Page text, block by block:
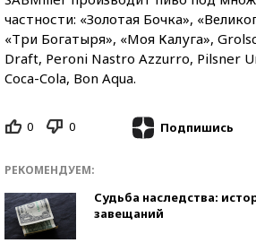
частности: «Золотая Бочка»,
«Три Богатыря», «Моя Калуга»,
Draft, Peroni Nastro Azzurro, Pilsner
Coca-Cola, Bon Aqua.
0 0 Подпишись
РЕКОМЕНДУЕМ:
Судьба наследства:
завещаний